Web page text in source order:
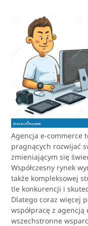
Agencja e-commerce
pragnących rozwijać
zmieniającym się
Współczesny rynek
także kompleksowej
tle konkurencji i
Dlatego coraz więcej
współpracę z
wszechstronne